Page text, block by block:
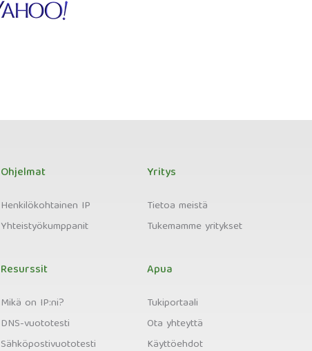
Ohjelmat
Henkilökohtainen IP
Yhteistyökumppanit
Resurssit
Mikä on IP:ni?
DNS-vuototesti
Sähköpostivuototesti
Yritys
Tietoa meistä
Tukemamme yritykset
Apua
Tukiportaali
Ota yhteyttä
Käyttöehdot